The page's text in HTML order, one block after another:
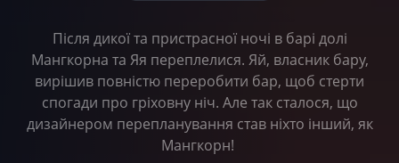
Після дикої та пристрасної ночі в барі долі
Мангкорна та Яя переплелися. Яй, власник бару,
вирішив повністю переробити бар, щоб стерти
спогади про гріховну ніч. Але так сталося, що
дизайнером перепланування став ніхто інший, як
Мангкорн!